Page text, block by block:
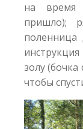
на время
пришло);
поленница
золу
чтобы